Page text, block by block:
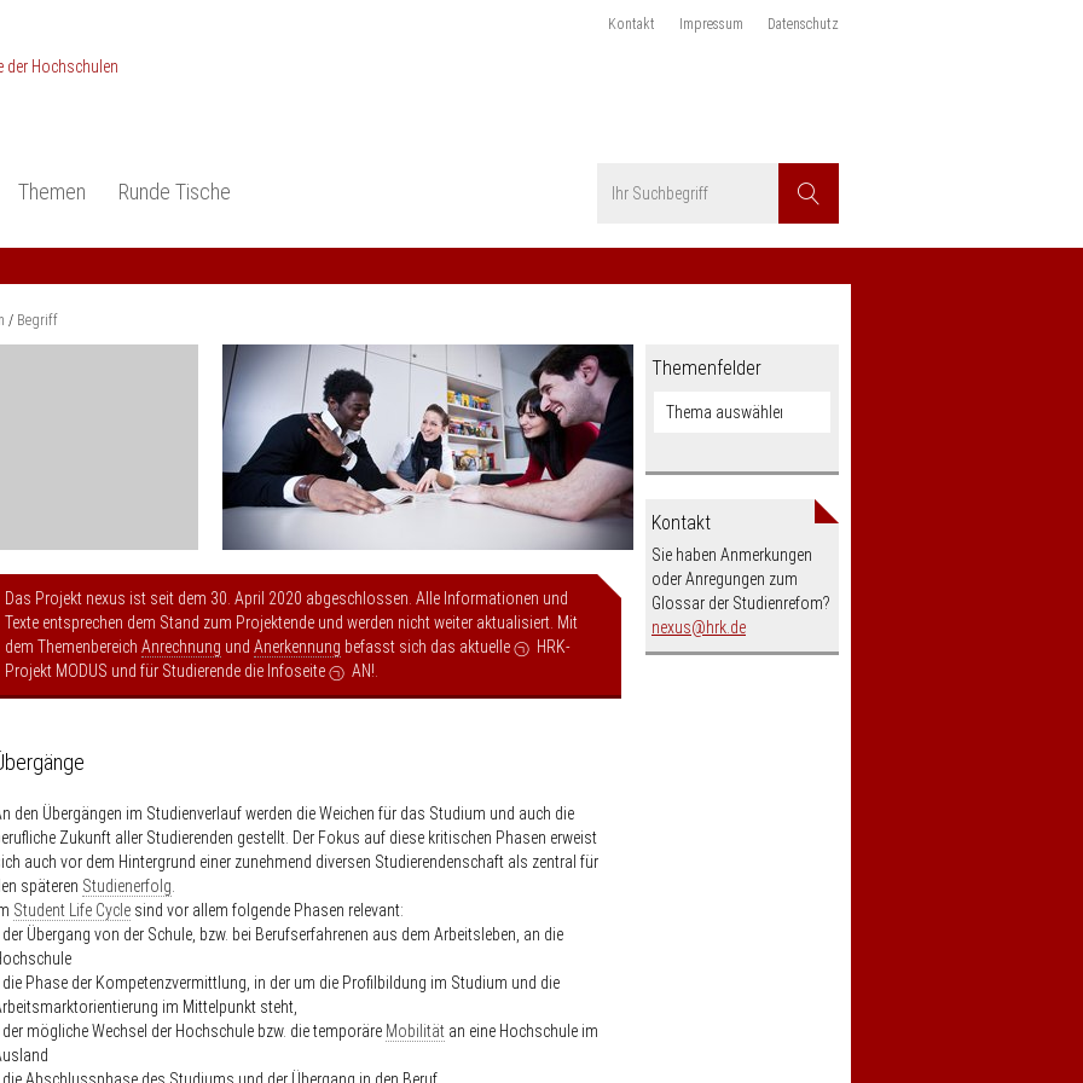
Kontakt Impressum Datenschutz
Suchen
Themen
Studieneingangsphase
Studienqualität
Praxisbezüge
Runde Tische
Anerkennung
wissenschaften
Begriff
Das Projekt nexus ist seit dem 30. April 2020 abgeschlossen. Alle Informationen und
Texte entsprechen dem Stand zum Projektende und werden nicht weiter aktualisiert. Mit
dem Themenbereich Anrechnung und Anerkennung befasst sich das aktuelle
HRK-
Projekt MODUS und für Studierende die Infoseite AN!
den Übergängen im Studienverlauf werden die Weichen für das Studium und auch die
Zukunft aller Studierenden gestellt. Der Fokus auf diese kritischen Phasen erweist
auch vor dem Hintergrund einer zunehmend diversen Studierendenschaft als zentral für
späteren Studienerfolg
Student Life Cycle sind vor allem folgende Phasen relevant:
der Übergang von der Schule, bzw. bei Berufserfahrenen aus dem Arbeitsleben, an die
die Phase der Kompetenzvermittlung, in der um die Profilbildung im Studium und die
im Mittelpunkt steht,
der mögliche Wechsel der Hochschule bzw. die temporäre Mobilität an eine Hochschule im
Themenfelder
Kontakt
Sie haben Anmerkungen
oder Anregungen zum
Glossar der Studienrefom?
nexus
nospam-
hrk.de